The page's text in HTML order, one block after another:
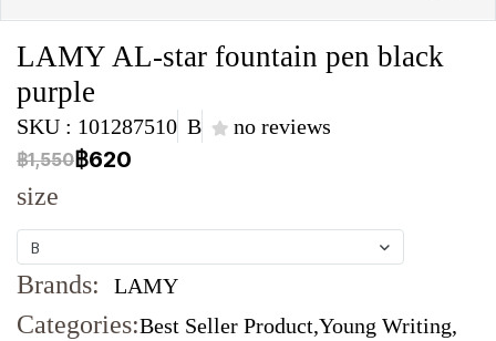
LAMY AL-star fountain pen black
purple
SKU : 101287510 B no reviews
฿1,550฿620
size
B
Brands: LAMY
Categories:Best Seller Product,Young Writing,